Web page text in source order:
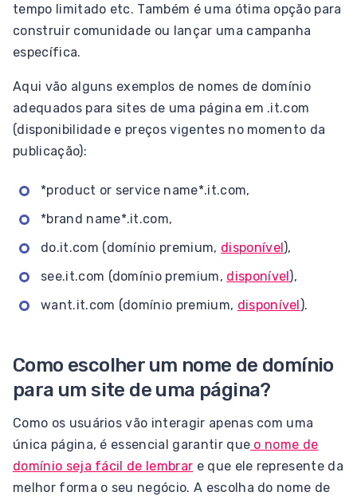
tempo limitado etc. Também é uma ótima opção para
construir comunidade ou lançar uma campanha
específica.
Aqui vão alguns exemplos de nomes de domínio
adequados para sites de uma página em .it.com
(disponibilidade e preços vigentes no momento da
publicação):
*product or service name*.it.com,
*brand name*.it.com,
do.it.com (domínio premium, disponível),
see.it.com (domínio premium, disponível),
want.it.com (domínio premium, disponível).
Como escolher um nome de domínio
para um site de uma página?
Como os usuários vão interagir apenas com uma
única página, é essencial garantir que o nome de
domínio seja fácil de lembrar e que ele represente da
melhor forma o seu negócio. A escolha do nome de